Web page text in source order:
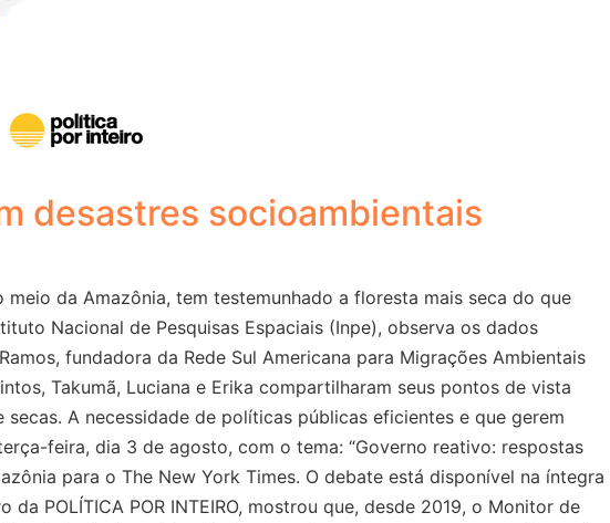
desastres socioambientais
da Amazônia, tem testemunhado a floresta mais seca do que
Nacional de Pesquisas Espaciais (Inpe), observa os dados
fundadora da Rede Sul Americana para Migrações Ambientais
Takumã, Luciana e Erika compartilharam seus pontos de vista
A necessidade de políticas públicas eficientes e que gerem
feira, dia 3 de agosto, com o tema: “Governo reativo: respostas
para o The New York Times. O debate está disponível na íntegra
POLÍTICA POR INTEIRO, mostrou que, desde 2019, o Monitor de